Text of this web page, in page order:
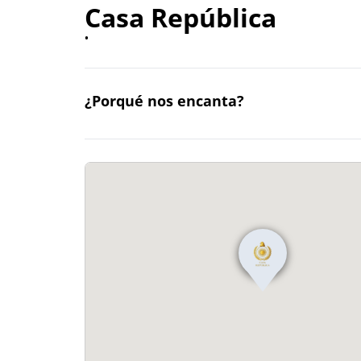
Casa República
•
¿Porqué nos encanta?